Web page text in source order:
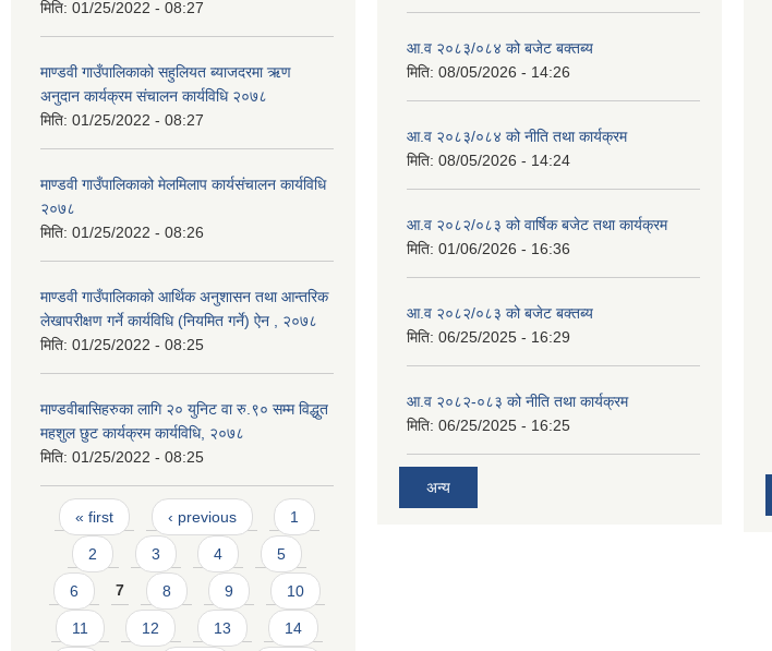
मिति: 01/25/2022 - 08:27
माण्डवी गाउँपालिकाको सहुलियत ब्याजदरमा ऋण
अनुदान कार्यक्रम संचालन कार्यविधि २०७८
मिति: 01/25/2022 - 08:27
माण्डवी गाउँपालिकाको मेलमिलाप कार्यसंचालन कार्यविधि
२०७८
मिति: 01/25/2022 - 08:26
माण्डवी गाउँपालिकाको आर्थिक अनुशासन तथा आन्तरिक
लेखापरीक्षण गर्ने कार्यविधि (नियमित गर्ने) ऐन , २०७८
मिति: 01/25/2022 - 08:25
माण्डवीबासिहरुका लागि २० युनिट वा रु.९० सम्म विद्धुत
महशुल छुट कार्यक्रम कार्यविधि, २०७८
मिति: 01/25/2022 - 08:25
Pages
« first ‹ previous 1
2 3 4 5
6 7 8 9 10
11 12 13 14
आ.व २०८३/०८४ को बजेट बक्तब्य
मिति: 08/05/2026 - 14:26
आ.व २०८३/०८४ को नीति तथा कार्यक्रम
मिति: 08/05/2026 - 14:24
आ.व २०८२/०८३ को वार्षिक बजेट तथा कार्यक्रम
मिति: 01/06/2026 - 16:36
आ.व २०८२/०८३ को बजेट बक्तब्य
मिति: 06/25/2025 - 16:29
आ.व २०८२-०८३ को नीति तथा कार्यक्रम
मिति: 06/25/2025 - 16:25
अन्य